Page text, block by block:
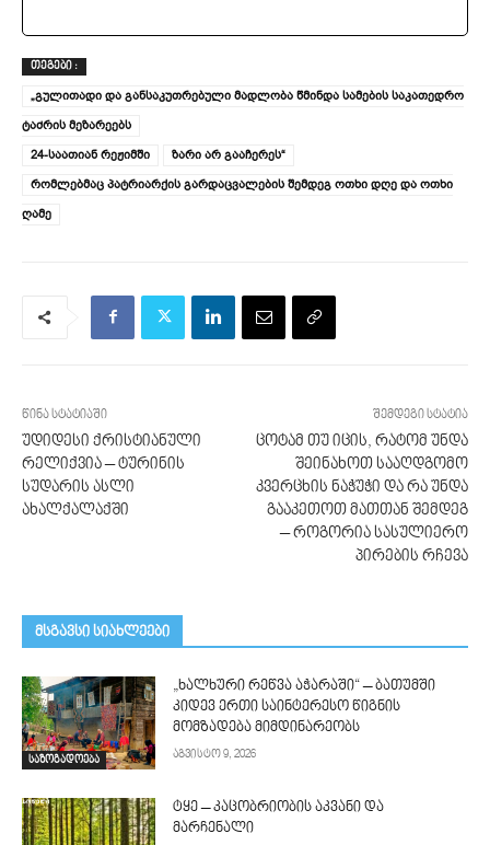
ᲗᲔᲒᲔᲑᲘ :
„გულითადი და განსაკუთრებული მადლობა წმინდა სამების საკათედრო
ტაძრის მეზარეებს
24-საათიან რეჟიმში
ზარი არ გააჩერეს“
რომლებმაც პატრიარქის გარდაცვალების შემდეგ ოთხი დღე და ოთხი
ღამე
წინა სტატიაში
უდიდესი ქრისტიანული
რელიქვია – ტურინის
სუდარის ასლი
ახალქალაქში
შემდეგი სტატია
ცოტამ თუ იცის, რატომ უნდა
შეინახოთ სააღდგომო
კვერცხის ნაჭუჭი და რა უნდა
გააკეთოთ მათთან შემდეგ
– როგორია სასულიერო
პირების რჩევა
მსგავსი სიახლეები
საზოგადოება
„ხალხური რეწვა აჭარაში“ – ბათუმში
კიდევ ერთი საინტერესო წიგნის
მომზადება მიმდინარეობს
აგვისტო 9, 2026
ტყე – კაცობრიობის აკვანი და
მარჩენალი